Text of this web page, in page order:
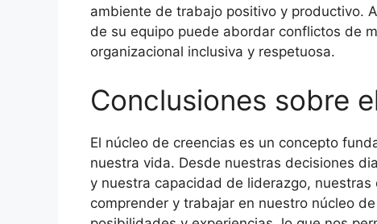
ambiente de trabajo positivo y productivo.
de su equipo puede abordar conflictos de
organizacional inclusiva y respetuosa.
Conclusiones sobre
El núcleo de creencias es un concepto
nuestra vida. Desde nuestras decisiones
y nuestra capacidad de liderazgo,
comprender y trabajar en nuestro núcleo